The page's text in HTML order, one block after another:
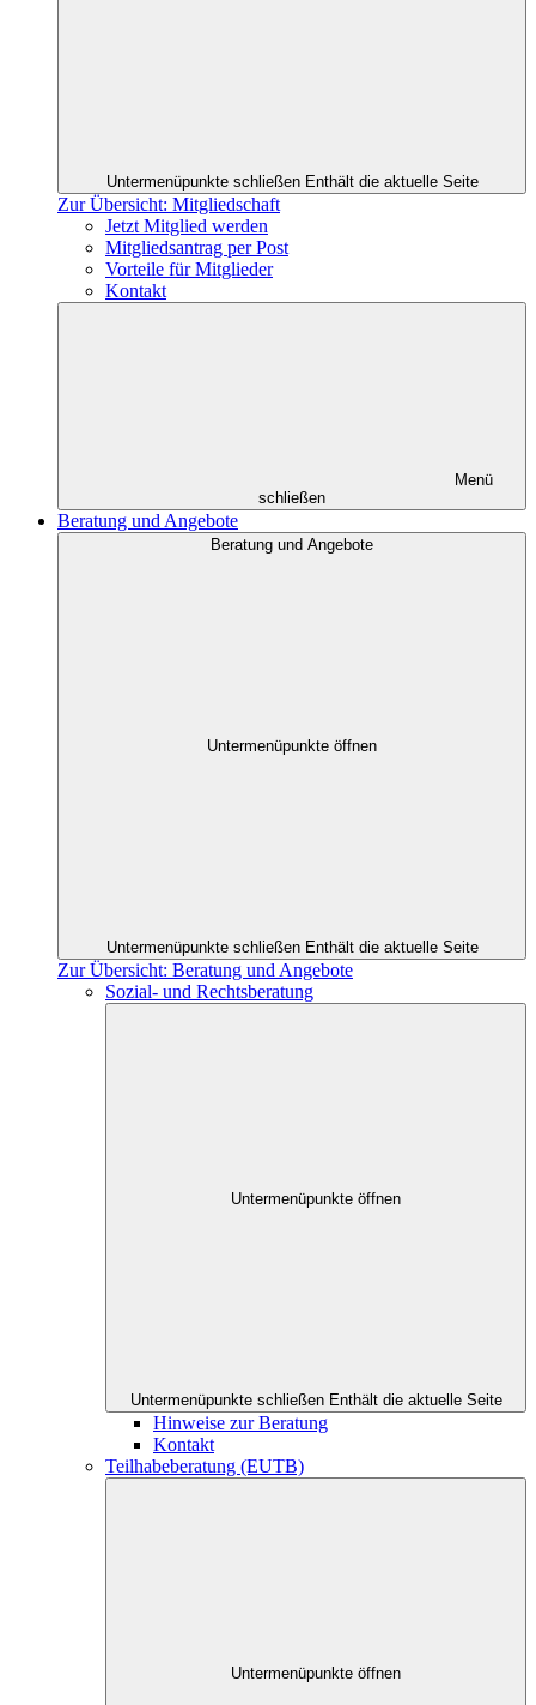
Untermenüpunkte schließen Enthält die aktuelle Seite
Zur Übersicht: Mitgliedschaft
Jetzt Mitglied werden
Mitgliedsantrag per Post
Vorteile für Mitglieder
Kontakt
Menü
schließen
Beratung und Angebote
Beratung und Angebote
Untermenüpunkte öffnen
Untermenüpunkte schließen Enthält die aktuelle Seite
Zur Übersicht: Beratung und Angebote
Sozial- und Rechtsberatung
Untermenüpunkte öffnen
Untermenüpunkte schließen Enthält die aktuelle Seite
Hinweise zur Beratung
Kontakt
Teilhabeberatung (EUTB)
Untermenüpunkte öffnen